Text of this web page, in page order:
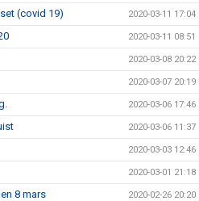
(covid 19) 2020-03-11 17:04
2020-03-11 08:51
2020-03-08 20:22
2020-03-07 20:19
2020-03-06 17:46
2020-03-06 11:37
2020-03-03 12:46
2020-03-01 21:18
8 mars 2020-02-26 20:20